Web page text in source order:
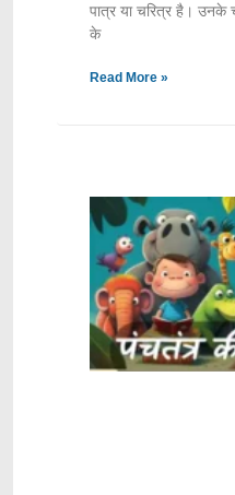
पात्र या चरित्र है। उनके
के
Read More »